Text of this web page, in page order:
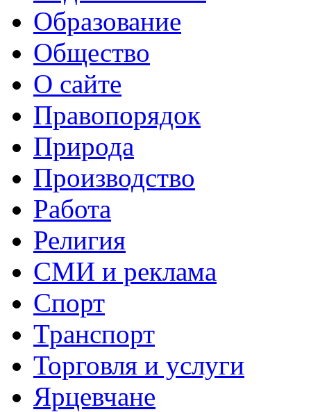
Образование
Общество
О сайте
Правопорядок
Природа
Производство
Работа
Религия
СМИ и реклама
Спорт
Транспорт
Торговля и услуги
Ярцевчане